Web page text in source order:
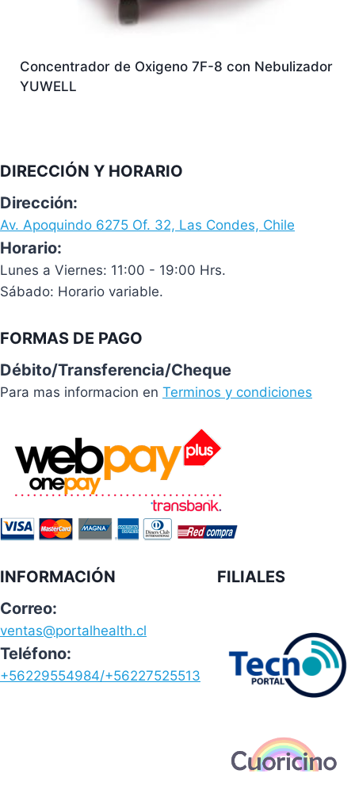
Concentrador de Oxigeno 7F-8 con Nebulizador
YUWELL
DIRECCIÓN Y HORARIO
Dirección:
Av. Apoquindo 6275 Of. 32, Las Condes, Chile
Horario:
Lunes a Viernes: 11:00 - 19:00 Hrs.
Sábado: Horario variable.
FORMAS DE PAGO
Débito/Transferencia/Cheque
Para mas informacion en Terminos y condiciones
INFORMACIÓN
Correo:
ventas@portalhealth.cl
Teléfono:
+56229554984/+56227525513
FILIALES